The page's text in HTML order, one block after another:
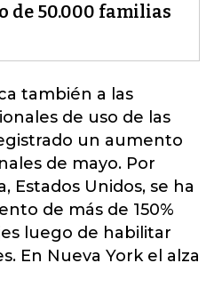
de 50.000 familias
también a las
de uso de las
un aumento
de mayo. Por
Estados Unidos, se ha
de más de 150%
luego de habilitar
En Nueva York el alza